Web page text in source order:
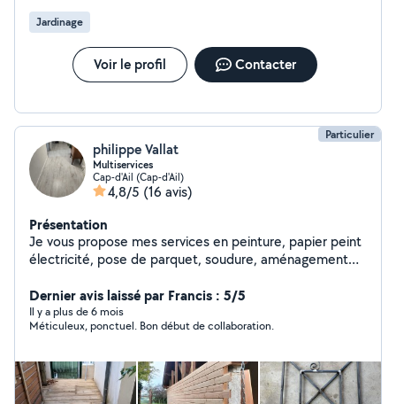
Jardinage
Voir le profil Contacter
Particulier
philippe Vallat
Multiservices
Cap-d'Ail (Cap-d'Ail)
4,8/5 (16 avis)
Présentation
Je vous propose mes services en peinture, papier peint
électricité, pose de parquet, soudure, aménagement
mieux pour vous satisfaire dans les meilleurs délais .
Philippe
Dernier avis laissé par Francis : 5/5
Il y a plus de 6 mois
Méticuleux, ponctuel. Bon début de collaboration.